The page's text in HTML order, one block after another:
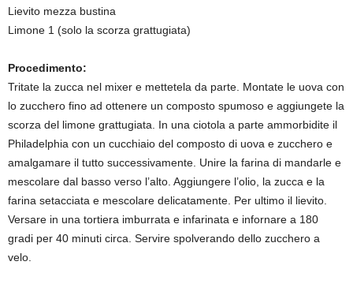
Lievito mezza bustina
Limone 1 (solo la scorza grattugiata)
Procedimento:
Tritate la zucca nel mixer e mettetela da parte. Montate le uova con
lo zucchero fino ad ottenere un composto spumoso e aggiungete la
scorza del limone grattugiata. In una ciotola a parte ammorbidite il
Philadelphia con un cucchiaio del composto di uova e zucchero e
amalgamare il tutto successivamente. Unire la farina di mandarle e
mescolare dal basso verso l’alto. Aggiungere l’olio, la zucca e la
farina setacciata e mescolare delicatamente. Per ultimo il lievito.
Versare in una tortiera imburrata e infarinata e infornare a 180
gradi per 40 minuti circa. Servire spolverando dello zucchero a
velo.